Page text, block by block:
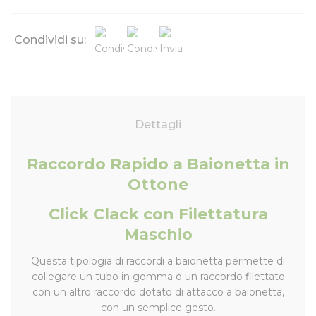
Condividi su:
Dettagli
Raccordo Rapido a Baionetta in
Ottone
Click Clack con Filettatura
Maschio
Questa tipologia di raccordi a baionetta permette di
collegare un tubo in gomma o un raccordo filettato
con un altro raccordo dotato di attacco a baionetta,
con un semplice gesto.